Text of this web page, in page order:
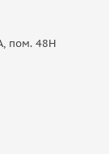
пом. 48Н